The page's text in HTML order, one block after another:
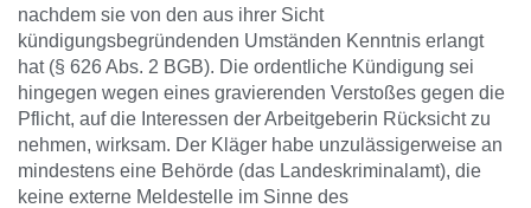
nachdem sie von den aus ihrer Sicht
kündigungsbegründenden Umständen Kenntnis erlangt
hat (§ 626 Abs. 2 BGB). Die ordentliche Kündigung sei
hingegen wegen eines gravierenden Verstoßes gegen die
Pflicht, auf die Interessen der Arbeitgeberin Rücksicht zu
nehmen, wirksam. Der Kläger habe unzulässigerweise an
mindestens eine Behörde (das Landeskriminalamt), die
keine externe Meldestelle im Sinne des